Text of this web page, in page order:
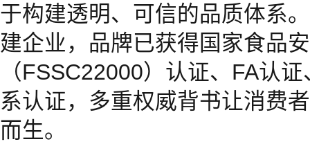
于构建透明、可信的品质体系
建企业，品牌已获得国家食品
（FSSC22000）认证、FA认
系认证，多重权威背书让消费
而生。